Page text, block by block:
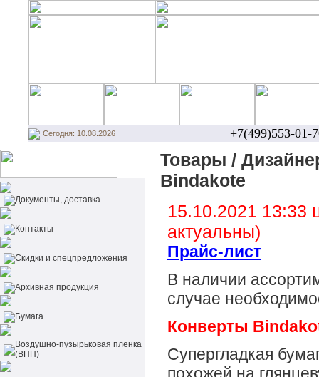
Сегодня: 10.08.2026 +7(499)553-01-
Документы, доставка
Контакты
Cкидки и спецпредложения
Архивная продукция
Бумага
Воздушно-пузырьковая пленка
(ВПП)
Товары /
Bindakote
15.10.2021 13:33
актуальны)
Прайс-лист
В наличии
случае
Конверты B
Супергладкая